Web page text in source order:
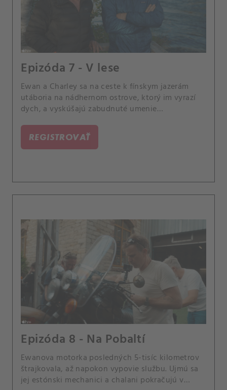
Epizóda 7 - V lese
Ewan a Charley sa na ceste k fínskym jazerám
utáboria na nádhernom ostrove, ktorý im vyrazí
dych, a vyskúšajú zabudnuté umenie
REGISTROVAŤ
Epizóda 8 - Na Pobaltí
Ewanova motorka posledných 5-tisíc kilometrov
štrajkovala, až napokon vypovie službu. Ujmú sa
jej estónski mechanici a chalani pokračujú v